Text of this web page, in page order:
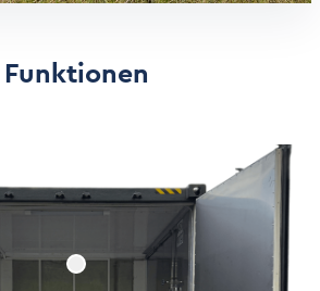
Funktionen